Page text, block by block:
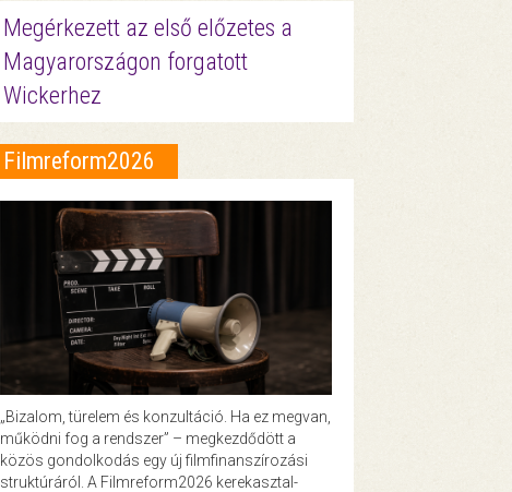
Megérkezett az első előzetes a
Magyarországon forgatott
Wickerhez
Filmreform2026
„Bizalom, türelem és konzultáció. Ha ez megvan,
működni fog a rendszer” – megkezdődött a
közös gondolkodás egy új filmfinanszírozási
struktúráról. A Filmreform2026 kerekasztal-